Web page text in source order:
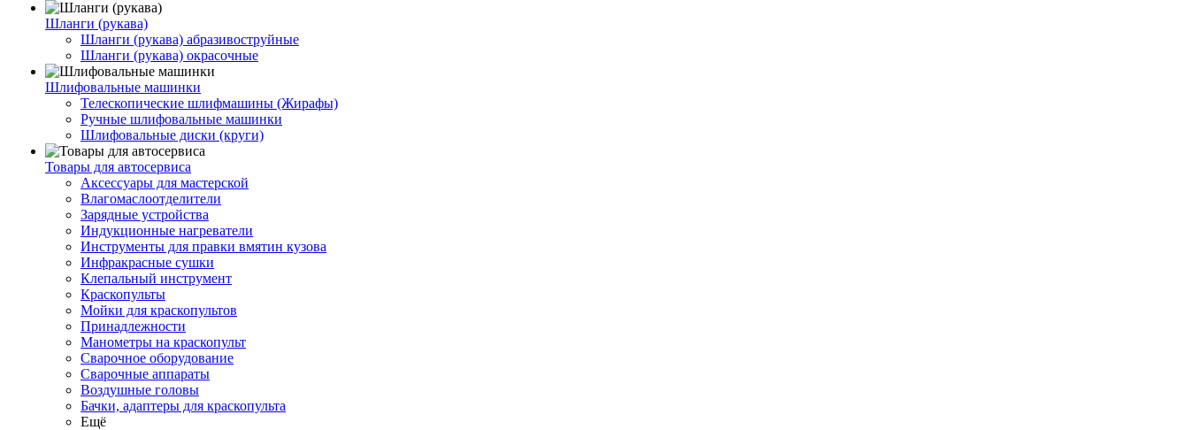
Шланги (рукава)
Шланги (рукава) абразивоструйные
Шланги (рукава) окрасочные
Шлифовальные машинки
Телескопические шлифмашины (Жирафы)
Ручные шлифовальные машинки
Шлифовальные диски (круги)
Товары для автосервиса
Аксессуары для мастерской
Влагомаслоотделители
Зарядные устройства
Индукционные нагреватели
Инструменты для правки вмятин кузова
Инфракрасные сушки
Клепальный инструмент
Краскопульты
Мойки для краскопультов
Принадлежности
Манометры на краскопульт
Сварочное оборудование
Сварочные аппараты
Воздушные головы
Бачки, адаптеры для краскопульта
Ещё